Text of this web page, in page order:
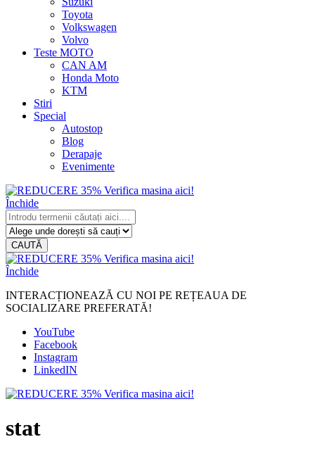
Toyota
Volkswagen
Volvo
Teste MOTO
CAN AM
Honda Moto
KTM
Stiri
Special
Autostop
Blog
Derapaje
Evenimente
Închide
CAUTĂ
Închide
INTERACȚIONEAZĂ CU NOI PE REȚEAUA DE
SOCIALIZARE PREFERATĂ!
YouTube
Facebook
Instagram
LinkedIN
stat